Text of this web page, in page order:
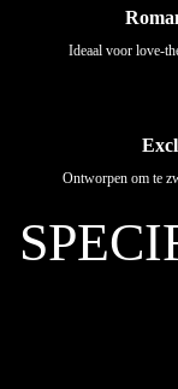
Ideaal voor love-
Ontworpen om te